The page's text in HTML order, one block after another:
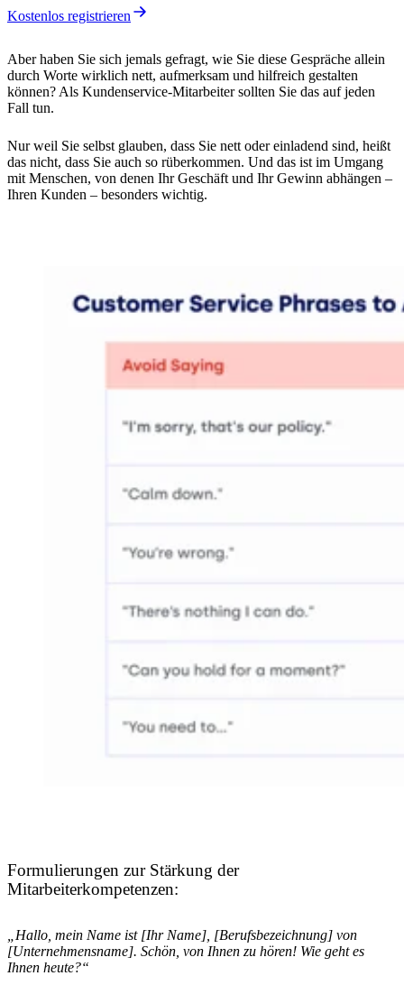
Kostenlos registrieren
Aber haben Sie sich jemals gefragt, wie Sie diese Gespräche allein
durch Worte wirklich nett, aufmerksam und hilfreich gestalten
können? Als Kundenservice-Mitarbeiter sollten Sie das auf jeden
Fall tun.
Nur weil Sie selbst glauben, dass Sie nett oder einladend sind, heißt
das nicht, dass Sie auch so rüberkommen. Und das ist im Umgang
mit Menschen, von denen Ihr Geschäft und Ihr Gewinn abhängen –
Ihren Kunden – besonders wichtig.
Formulierungen zur Stärkung der
Mitarbeiterkompetenzen:
„Hallo, mein Name ist [Ihr Name], [Berufsbezeichnung] von
[Unternehmensname]. Schön, von Ihnen zu hören! Wie geht es
Ihnen heute?“